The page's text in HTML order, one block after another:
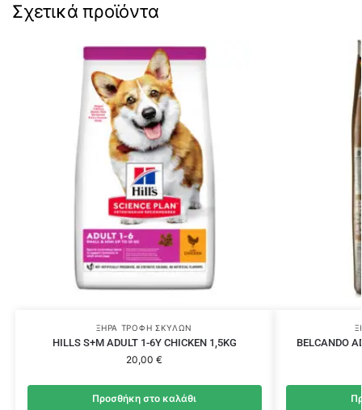
Σχετικά προϊόντα
ΞΗΡΆ ΤΡΟΦΉ ΣΚΎΛΩΝ
HILLS S+M ADULT 1-6Y CHICKEN 1,5KG
20,00€
Προσθήκη στο καλάθι
BELCANDO